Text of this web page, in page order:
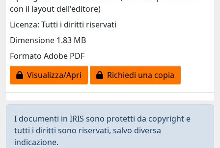
con il layout dell'editore)
Licenza: Tutti i diritti riservati
Dimensione 1.83 MB
Formato Adobe PDF
Visualizza/Apri
Richiedi una copia
I documenti in IRIS sono protetti da copyright e
tutti i diritti sono riservati, salvo diversa
indicazione.